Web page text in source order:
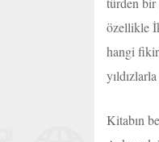
özellikle
hangi
Kitabın